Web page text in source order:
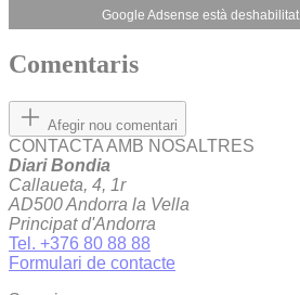
Google Adsense està deshabilitat.
Comentaris
Afegir nou comentari
CONTACTA AMB NOSALTRES
Diari Bondia
Callaueta, 4, 1r
AD500 Andorra la Vella
Principat d'Andorra
Tel. +376 80 88 88
Formulari de contacte